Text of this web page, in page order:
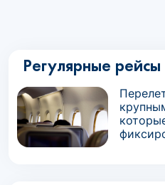
Регулярные рейсы